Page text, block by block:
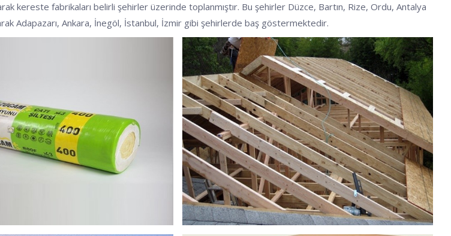
kereste fabrikaları belirli şehirler üzerinde toplanmıştır. Bu şehirler Düzce, Bartın, Rize, Ordu, Antalya
Adapazarı, Ankara, İnegöl, İstanbul, İzmir gibi şehirlerde baş göstermektedir.